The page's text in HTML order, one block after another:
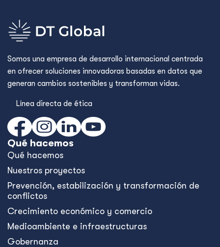
Somos una empresa de desarrollo internacional centrada
en ofrecer soluciones innovadoras basadas en datos que
generan cambios sostenibles y transforman vidas.
Línea directa de ética
Qué hacemos
Qué hacemos
Nuestros proyectos
Prevención, estabilización y transformación de
conflictos
Crecimiento económico y comercio
Medioambiente e infraestructuras
Gobernanza